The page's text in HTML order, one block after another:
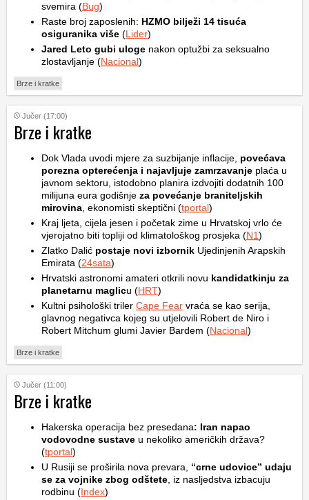
svemira (Bug)
Raste broj zaposlenih: HZMO bilježi 14 tisuća
osiguranika više (Lider)
Jared Leto gubi uloge nakon optužbi za seksualno
zlostavljanje (Nacional)
Brze i kratke
Jučer (17:00)
Brze i kratke
Dok Vlada uvodi mjere za suzbijanje inflacije, povećava
porezna opterećenja i najavljuje zamrzavanje plaća u
javnom sektoru, istodobno planira izdvojiti dodatnih 100
milijuna eura godišnje za povećanje braniteljskih
mirovina , ekonomisti skeptični (tportal)
Kraj ljeta, cijela jesen i početak zime u Hrvatskoj vrlo će
vjerojatno biti topliji od klimatološkog prosjeka (N1)
Zlatko Dalić postaje novi izbornik Ujedinjenih Arapskih
Emirata (24sata)
Hrvatski astronomi amateri otkrili novu kandidatkinju za
planetarnu maglicu (HRT)
Kultni psihološki triler Cape Fear vraća se kao serija,
glavnog negativca kojeg su utjelovili Robert de Niro i
Robert Mitchum glumi Javier Bardem (Nacional)
Brze i kratke
Jučer (11:00)
Brze i kratke
Hakerska operacija bez presedana: Iran napao
vodovodne sustave u nekoliko američkih država?
(tportal)
U Rusiji se proširila nova prevara, “crne udovice” udaju
se za vojnike zbog odštete , iz nasljedstva izbacuju
rodbinu (Index)